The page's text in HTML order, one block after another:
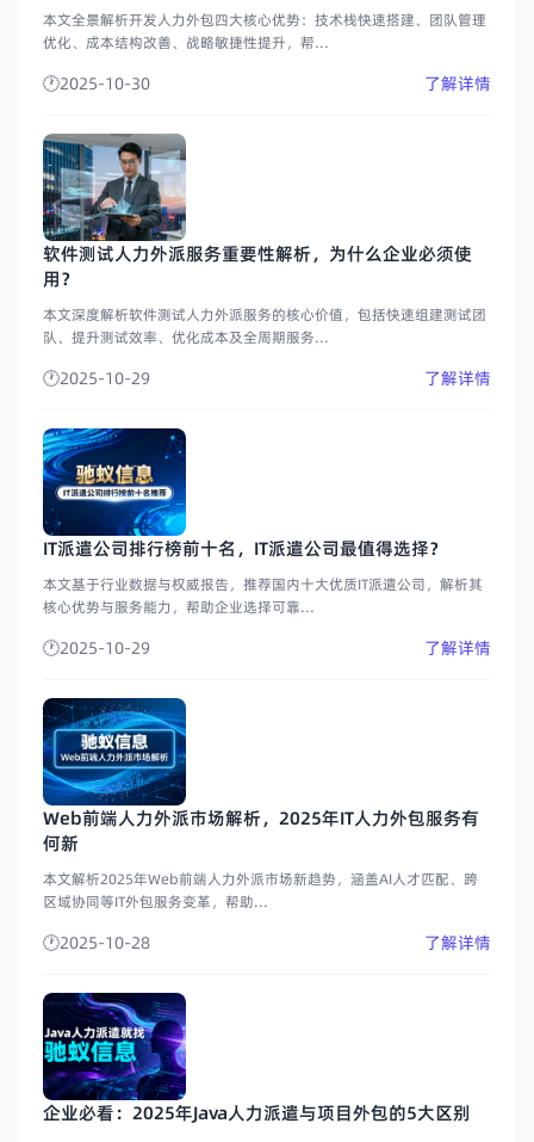
本文全景解析开发人力外包四大核心优势：技术栈快速搭建、团队管理
优化、成本结构改善、战略敏捷性提升，帮...
2025-10-30 了解详情
软件测试人力外派服务重要性解析，为什么企业必须使
用？
本文深度解析软件测试人力外派服务的核心价值，包括快速组建测试团
队、提升测试效率、优化成本及全周期服务...
2025-10-29 了解详情
IT派遣公司排行榜前十名，IT派遣公司最值得选择？
本文基于行业数据与权威报告，推荐国内十大优质IT派遣公司，解析其
核心优势与服务能力，帮助企业选择可靠...
2025-10-29 了解详情
Web前端人力外派市场解析，2025年IT人力外包服务有
何新
本文解析2025年Web前端人力外派市场新趋势，涵盖AI人才匹配、跨
区域协同等IT外包服务变革，帮助...
2025-10-28 了解详情
企业必看：2025年Java人力派遣与项目外包的5大区别